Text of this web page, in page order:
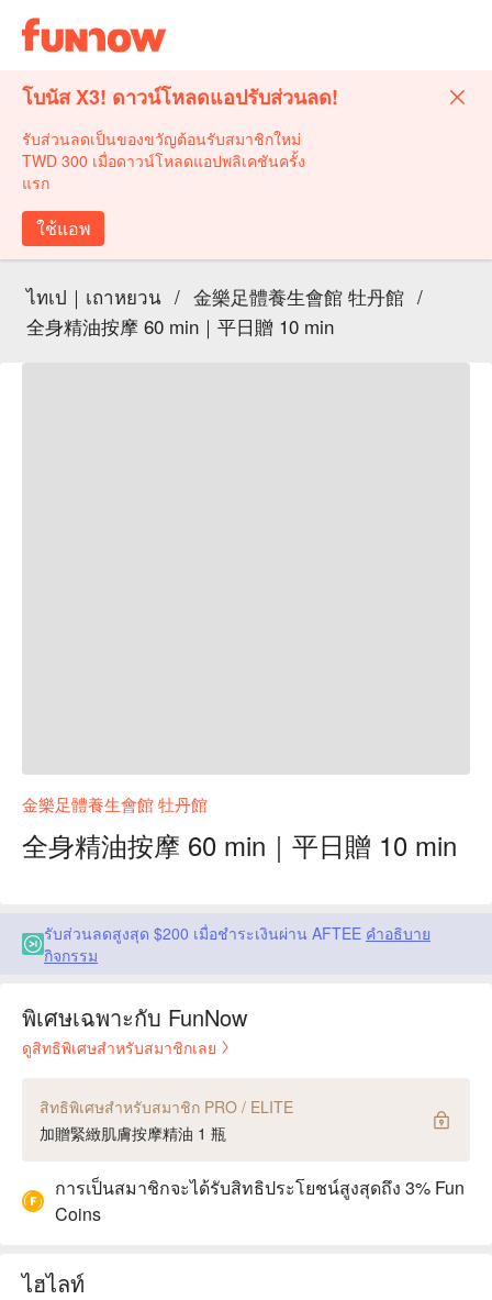
โบนัส X3! ดาวน์โหลดแอปรับส่วนลด!
รับส่วนลดเป็นของขวัญต้อนรับสมาชิกใหม่
TWD 300 เมื่อดาวน์โหลดแอปพลิเคชันครั้ง
แรก
ใช้แอพ
ไทเป｜เถาหยวน / 金樂足體養生會館 牡丹館 /
全身精油按摩 60 min｜平日贈 10 min
金樂足體養生會館 牡丹館
全身精油按摩 60 min｜平日贈 10 min
รับส่วนลดสูงสุด $200 เมื่อชำระเงินผ่าน AFTEE คำอธิบาย
กิจกรรม
พิเศษเฉพาะกับ FunNow
ดูสิทธิพิเศษสำหรับสมาชิกเลย
สิทธิพิเศษสำหรับสมาชิก PRO / ELITE
加贈緊緻肌膚按摩精油 1 瓶
การเป็นสมาชิกจะได้รับสิทธิประโยชน์สูงสุดถึง 3% Fun
Coins
ไฮไลท์